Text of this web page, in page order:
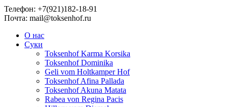
Телефон: +7(921)182-18-91
Почта: mail@toksenhof.ru
О нас
Суки
Toksenhof Karma Korsika
Toksenhof Dominika
Geli vom Holtkamper Hof
Toksenhof Afina Pallada
Toksenhof Akuna Matata
Rabea von Regina Pacis